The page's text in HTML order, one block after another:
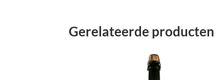
Gerelateerde producten